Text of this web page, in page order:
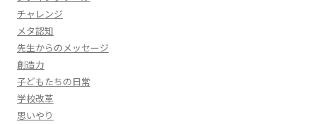
チャレンジ
メタ認知
先生からのメッセージ
創造力
子どもたちの日常
学校改革
思いやり